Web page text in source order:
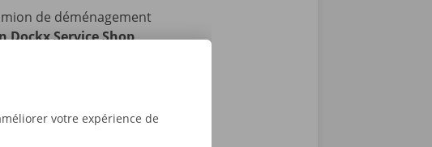
de déménagement
Service Shop
de souci : vous
votre expérience de